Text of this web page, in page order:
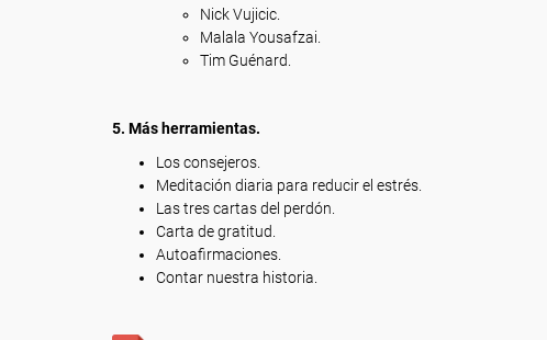
Nick Vujicic.
Malala Yousafzai.
Tim Guénard.
5. Más herramientas.
Los consejeros.
Meditación diaria para reducir el estrés.
Las tres cartas del perdón.
Carta de gratitud.
Autoafirmaciones.
Contar nuestra historia.